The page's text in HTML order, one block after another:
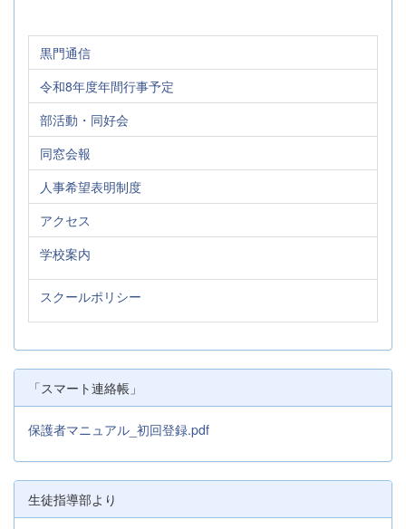
黒門通信
令和8年度年間行事予定
部活動・同好会
同窓会報
人事希望表明制度
アクセス
学校案内
スクールポリシー
「スマート連絡帳」
保護者マニュアル_初回登録.pdf
生徒指導部より